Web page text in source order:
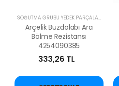
SOĞUTMA GRUBU YEDEK PARÇALARI
Arçelik Buzdolabı Ara
Bölme Rezistansı
4254090385
333,26 TL